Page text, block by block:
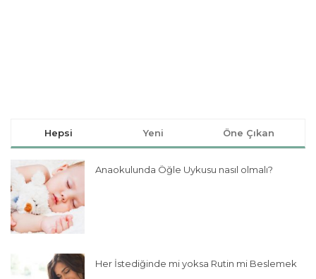
Hepsi Yeni Öne Çıkan
Anaokulunda Öğle Uykusu nasıl olmalı?
Her İstediğinde mi yoksa Rutin mi Beslemek